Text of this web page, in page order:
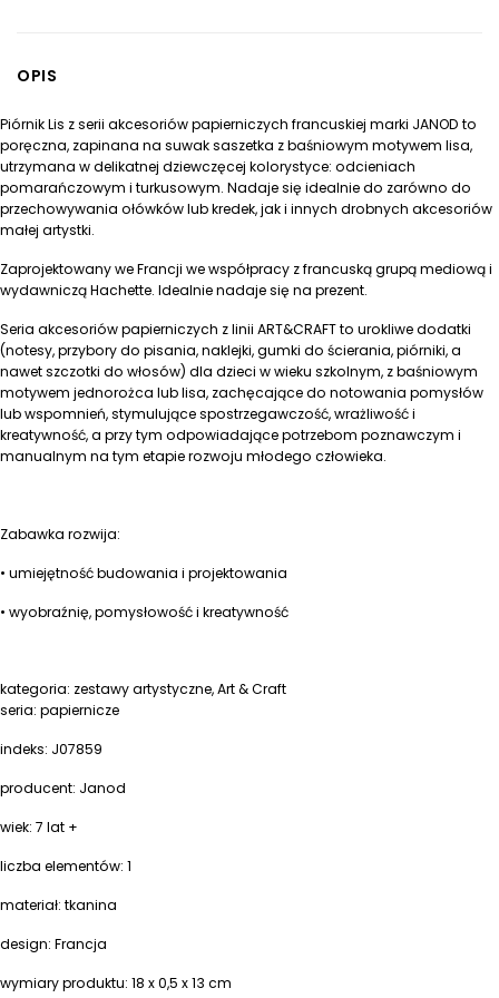
.
OPIS
Piórnik Lis z serii akcesoriów papierniczych francuskiej marki JANOD to
poręczna, zapinana na suwak saszetka z baśniowym motywem lisa,
utrzymana w delikatnej dziewczęcej kolorystyce: odcieniach
pomarańczowym i turkusowym. Nadaje się idealnie do zarówno do
przechowywania ołówków lub kredek, jak i innych drobnych akcesoriów
małej artystki.
Zaprojektowany we Francji we współpracy z francuską grupą mediową i
wydawniczą Hachette. Idealnie nadaje się na prezent.
Seria akcesoriów papierniczych z linii ART&CRAFT to urokliwe dodatki
(notesy, przybory do pisania, naklejki, gumki do ścierania, piórniki, a
nawet szczotki do włosów) dla dzieci w wieku szkolnym, z baśniowym
motywem jednorożca lub lisa, zachęcające do notowania pomysłów
lub wspomnień, stymulujące spostrzegawczość, wrażliwość i
kreatywność, a przy tym odpowiadające potrzebom poznawczym i
manualnym na tym etapie rozwoju młodego człowieka.
Zabawka rozwija:
• umiejętność budowania i projektowania
• wyobraźnię, pomysłowość i kreatywność
kategoria: zestawy artystyczne, Art & Craft
seria: papiernicze
indeks: J07859
producent: Janod
wiek: 7 lat +
liczba elementów: 1
materiał: tkanina
design: Francja
wymiary produktu: 18 x 0,5 x 13 cm